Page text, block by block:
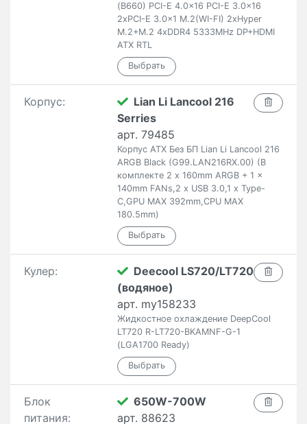
(B660) PCI-E 4.0x16 PCI-E 3.0x16
2xPCI-E 3.0x1 M.2(WI-FI) 2xHyper
M.2+M.2 4xDDR4 5333MHz DP+HDMI
ATX RTL
Корпус:
Lian Li Lancool 216
Serries
арт. 79485
Корпус ATX Без БП Lian Li Lancool 216
ARGB Black (G99.LAN216RX.00) (В
комплекте 2 x 160mm ARGB + 1 x
140mm FANs,2 x USB 3.0,1 x Type-
C,GPU MAX 392mm,CPU MAX
180.5mm)
Кулер:
Deecool LS720/LT720
(водяное)
арт. my158233
Жидкостное охлаждение DeepCool
LT720 R-LT720-BKAMNF-G-1
(LGA1700 Ready)
Блок
питания:
650W-700W
арт. 88623